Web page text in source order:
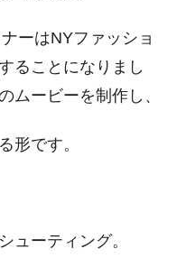
ーはNYファッショ
ることになりまし
ムービーを制作し、
形です。
ューティング。